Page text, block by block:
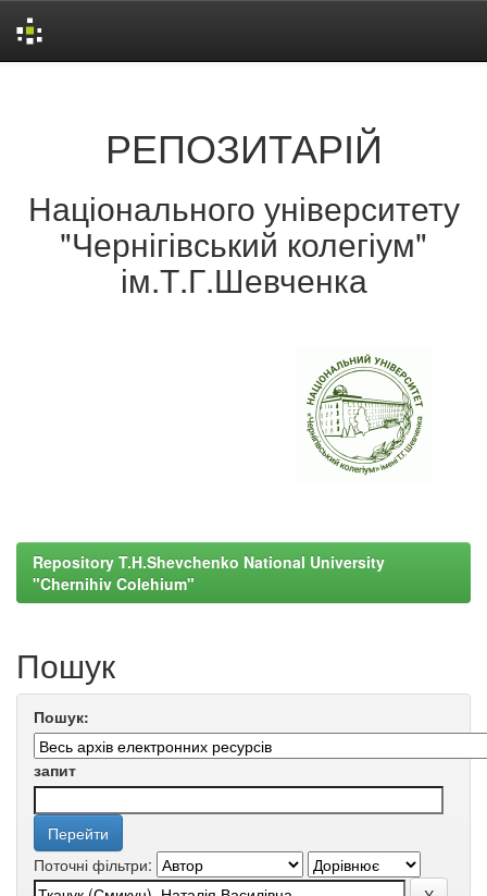
РЕПОЗИТАРІЙ
Національного університету
"Чернігівський колегіум"
ім.Т.Г.Шевченка
Repository T.H.Shevchenko National University
"Chernihiv Colehium"
Пошук
Пошук:
запит
Поточні фільтри: